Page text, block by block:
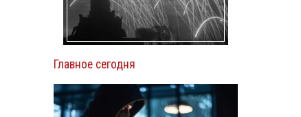
Главное сегодня